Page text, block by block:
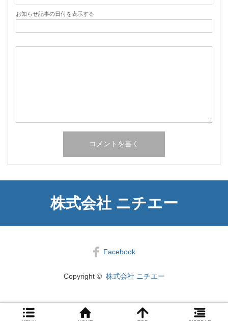
お知らせ記事の日付を表示する
株式会社 ニチエー
Facebook
Copyright © 株式会社 ニチエー